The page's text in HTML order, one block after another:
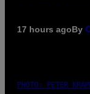
17 hours agoBy
PHOTO: PETER